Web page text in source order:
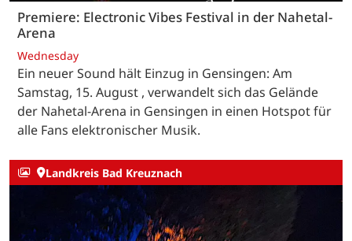
Premiere: Electronic Vibes Festival in der Nahetal-
Arena
Wednesday
Ein neuer Sound hält Einzug in Gensingen: Am
Samstag, 15. August , verwandelt sich das Gelände
der Nahetal-Arena in Gensingen in einen Hotspot für
alle Fans elektronischer Musik.
Landkreis Bad Kreuznach